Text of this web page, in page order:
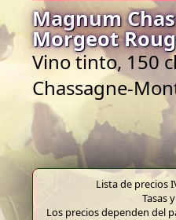
Magnum
Morgeot
Vino tinto, 150
Chassagne-
Lista de precios
Tasas
Los precios dependen del